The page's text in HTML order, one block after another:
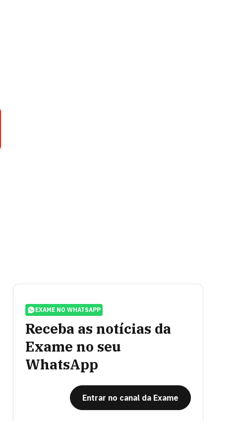
EXAME NO WHATSAPP
Receba as notícias da
Exame no seu
WhatsApp
Entrar no canal da Exame